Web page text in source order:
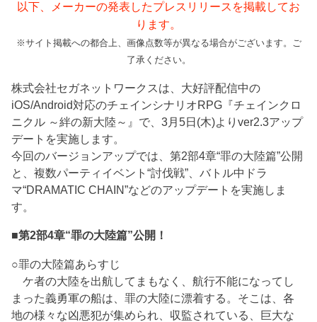
以下、メーカーの発表したプレスリリースを掲載してお
ります。
※サイト掲載への都合上、画像点数等が異なる場合がございます。ご
了承ください。
株式会社セガネットワークスは、大好評配信中の
iOS/Android対応のチェインシナリオRPG『チェインクロ
ニクル ～絆の新大陸～』で、3月5日(木)よりver2.3アップ
デートを実施します。
今回のバージョンアップでは、第2部4章“罪の大陸篇”公開
と、複数パーティイベント“討伐戦”、バトル中ドラ
マ“DRAMATIC CHAIN”などのアップデートを実施しま
す。
■第2部4章“罪の大陸篇”公開！
○罪の大陸篇あらすじ
ケ者の大陸を出航してまもなく、航行不能になってし
まった義勇軍の船は、罪の大陸に漂着する。そこは、各
地の様々な凶悪犯が集められ、収監されている、巨大な